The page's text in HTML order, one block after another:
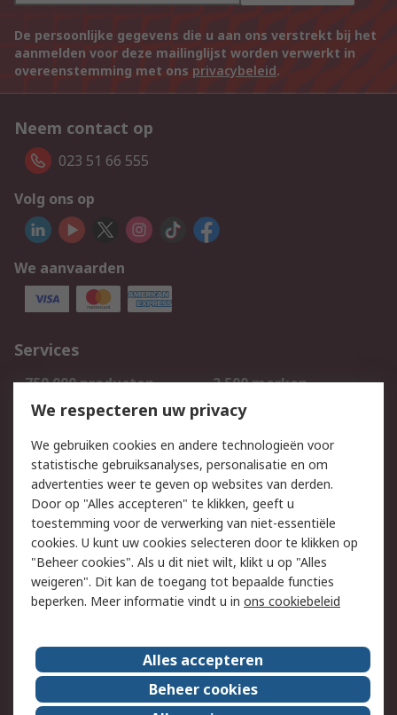
De persoonlijke gegevens die u aan ons verstrekt bij het
aanmelden voor deze mailinglijst worden verwerkt in
overeenstemming met ons privacybeleid.
Neem contact op
023 51 66 555
Volg ons op
We aanvaarden
Services
750.000 producten
2.500 merken
Bestellen
Inkoopoplossingen
Track & Trace
Wettelijk
Cookiebeleid
Email veiligheid
Privacybeleid
Websitevoorwaarden
Algemene
verkoopvoorwaarden
Over RS
RS Group
Over ons
RS wereldwijd
Werken bij RS
We respecteren uw privacy
We gebruiken cookies en andere technologieën voor
statistische gebruiksanalyses, personalisatie en om
advertenties weer te geven op websites van derden.
Door op "Alles accepteren" te klikken, geeft u
toestemming voor de verwerking van niet-essentiële
cookies. U kunt uw cookies selecteren door te klikken op
"Beheer cookies". Als u dit niet wilt, klikt u op "Alles
weigeren". Dit kan de toegang tot bepaalde functies
beperken. Meer informatie vindt u in ons cookiebeleid
Alles accepteren
Beheer cookies